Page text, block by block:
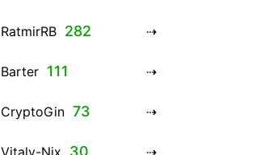
RatmirRB 282
Barter 111
CryptoGin 73
Vitaly-Nix 30